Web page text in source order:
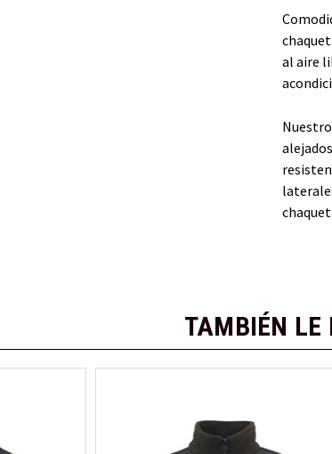
al aire
TAMBIÉN LE